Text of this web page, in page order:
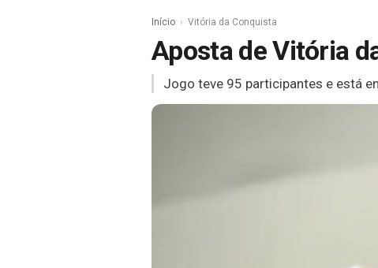
Início Vitória da Conquista
Aposta de Vitória
Jogo teve 95 participantes e está